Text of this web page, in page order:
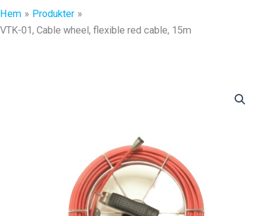
Hem
Produkter
VTK-01, Cable wheel, flexible red cable, 15m